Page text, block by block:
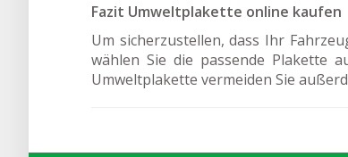
Fazit Umweltplakette online kaufen
Um sicherzustellen, dass Ihr
wählen Sie die passende Plakette
Umweltplakette vermeiden Sie